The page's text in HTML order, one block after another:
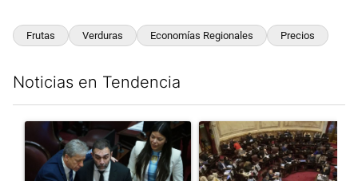
Frutas Verduras Economías Regionales Precios
Noticias en Tendencia
Un artículo de tendencia con el título "Encuesta, mientras el
Un artículo de tendencia con